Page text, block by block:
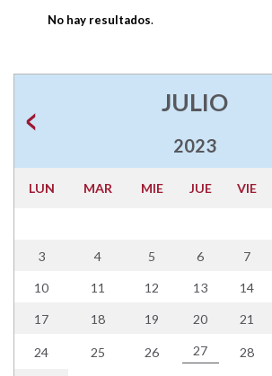
No hay resultados.
JULIO
2023
LUN MAR MIE JUE VIE
3 4 5 6 7
10 11 12 13 14
17 18 19 20 21
24 25 26 27 28